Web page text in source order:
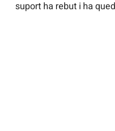
suport ha rebut i ha